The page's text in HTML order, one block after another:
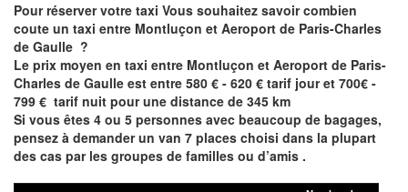
Pour réserver votre taxi Vous souhaitez savoircombien
coute un taxi entre Montluçon et Aeroport de Paris-Charles
de Gaulle ?
Le prix moyen en taxi entre Montluçon et Aeroport de Paris-
Charles de Gaulle est entre 580 € - 620 € tarif jour et 700€ -
799 € tarif nuit pour une distance de 345 km
Si vous êtes 4 ou 5 personnes avec beaucoup de bagages,
pensez à demander un van 7 places choisi dans la plupart
des cas par les groupes de familles ou d’amis .